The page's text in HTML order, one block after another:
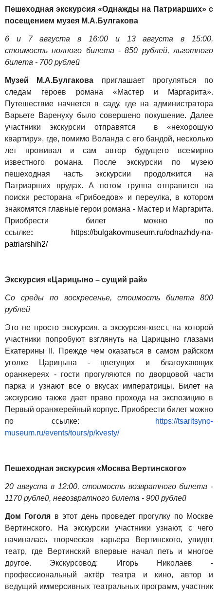
Пешеходная экскурсия «Однажды на Патриарших» с
посещением музея М.А.Булгакова
6 и 7 августа в 16:00 и 13 августа в 15:00,
стоимость полного билета - 850 рублей, льготного
билета - 700 рублей
Музей М.А.Булгакова приглашаетпрогуляться по
следам героев романа «Мастер и Маргарита».
Путешествие начнется в саду, где на администратора
Варьете Варенуху было совершено покушение. Далее
участники экскурсии отправятся в «нехорошую
квартиру», где, помимо Воланда с его бандой, несколько
лет проживал и сам автор будущего всемирно
известного романа. После экскурсии по музею
пешеходная часть экскурсии продолжится на
Патриарших прудах. А потом группа отправится на
поиски ресторана «Грибоедов» и переулка, в котором
знакомятся главные герои романа - Мастер и Маргарита.
Приобрести билет можно по
ссылке:
https://bulgakovmuseum.ru/odnazhdy-na-
patriarshih2/
Экскурсия «Царицыно – сущий рай»
Со среды по воскресенье, стоимость билета 800
рублей
Это не просто экскурсия, а экскурсия-квест, на которой
участники попробуют взглянуть на Царицыно глазами
Екатерины II. Прежде чем оказаться в самом райском
уголке Царицына - цветущих и благоухающих
оранжереях - гости прогуляются по дворцовой части
парка и узнают все о вкусах императрицы. Билет на
экскурсию также дает право прохода на экспозицию в
Первый оранжерейный корпус. Приобрести билет можно
по ссылке:
https://tsaritsyno-
museum.ru/events/tours/p/kvesty/
Пешеходная экскурсия «Москва Вертинского»
20 августа в 12:00, стоимость возвратного билета -
1170 рублей, невозвратного билета - 900 рублей
Дом Гоголя в этот день проведет прогулку по Москве
Вертинского. На экскурсии участники узнают, с чего
начиналась творческая карьера Вертинского, увидят
театр, где Вертинский впервые начал петь и многое
другое. Экскурсовод: Игорь Николаев -
профессиональный актёр театра и кино, автор и
ведущий иммерсивных театральных программ, участник